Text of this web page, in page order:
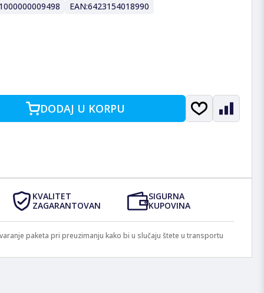
EAN:6423154018990
DODAJ U KORPU
KVALITET
ZAGARANTOVAN
SIGURNA
KUPOVINA
paketa pri preuzimanju kako bi u slučaju štete u transportu